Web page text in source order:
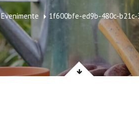
Evenimente 1f600bfe-ed9b-480c-b21c-